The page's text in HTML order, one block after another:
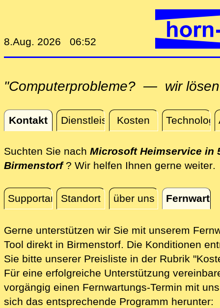
8.Aug. 2026 06:52
"Computerprobleme? — wir
Kontakt Dienstleistungen
Kosten
Kontakt
Suchten Sie nach Microsoft Heimservice in
Birmenstorf? Wir helfen Ihnen gerne weiter.
SupportanfrageStandort über uns
Fernwartung
Gerne unterstützen wir Sie mit unserem
Tool direkt in Birmenstorf. Die Konditionen
Sie bitte unserer Preisliste in der Rubrik
Für eine erfolgreiche Unterstützung
vorgängig einen Fernwartungs-Termin mit
sich das entsprechende Programm herunter: